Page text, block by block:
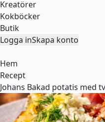
Kreatörer
Kokböcker
Butik
Logga inSkapa konto
Hem
Recept
Johans Bakad potatis med